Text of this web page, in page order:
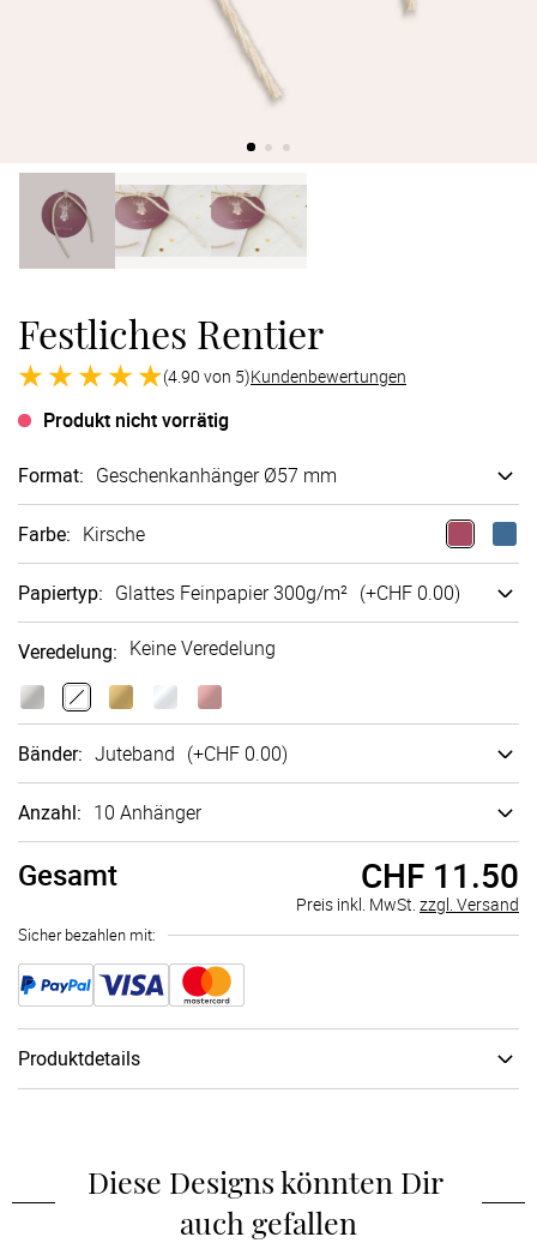
Festliches Rentier
(4.90 von 5)Kundenbewertungen
Produkt nicht vorrätig
Format: Geschenk­anhänger Ø57 mm
Farbe: Kirsche
Papiertyp: Glattes Fein­papier 300g/m² (+CHF 0.00)
Veredelung: Keine Veredelung
Bänder: Juteband (+CHF 0.00)
Anzahl: 10 Anhänger
Gesamt CHF 11.50
Preis inkl. MwSt. zzgl. Versand
Sicher bezahlen mit:
Produktdetails
Diese Designs könnten Dir
auch gefallen